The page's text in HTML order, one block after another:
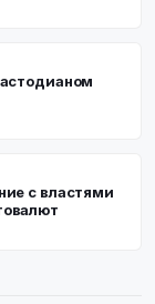
с властями